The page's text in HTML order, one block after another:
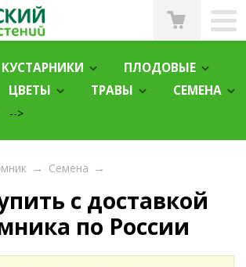
КУСТАРНИКИ
ПЛОДОВЫЕ
ЦВЕТЫ ТРАВЫ
СЕМЕНА
-->
→ Семена →
с доставкой
по России